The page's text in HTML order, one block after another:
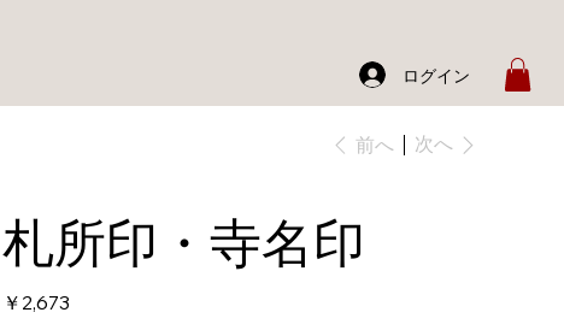
ログイン
前へ 次へ
札所印・寺名印
価
格
￥2,673